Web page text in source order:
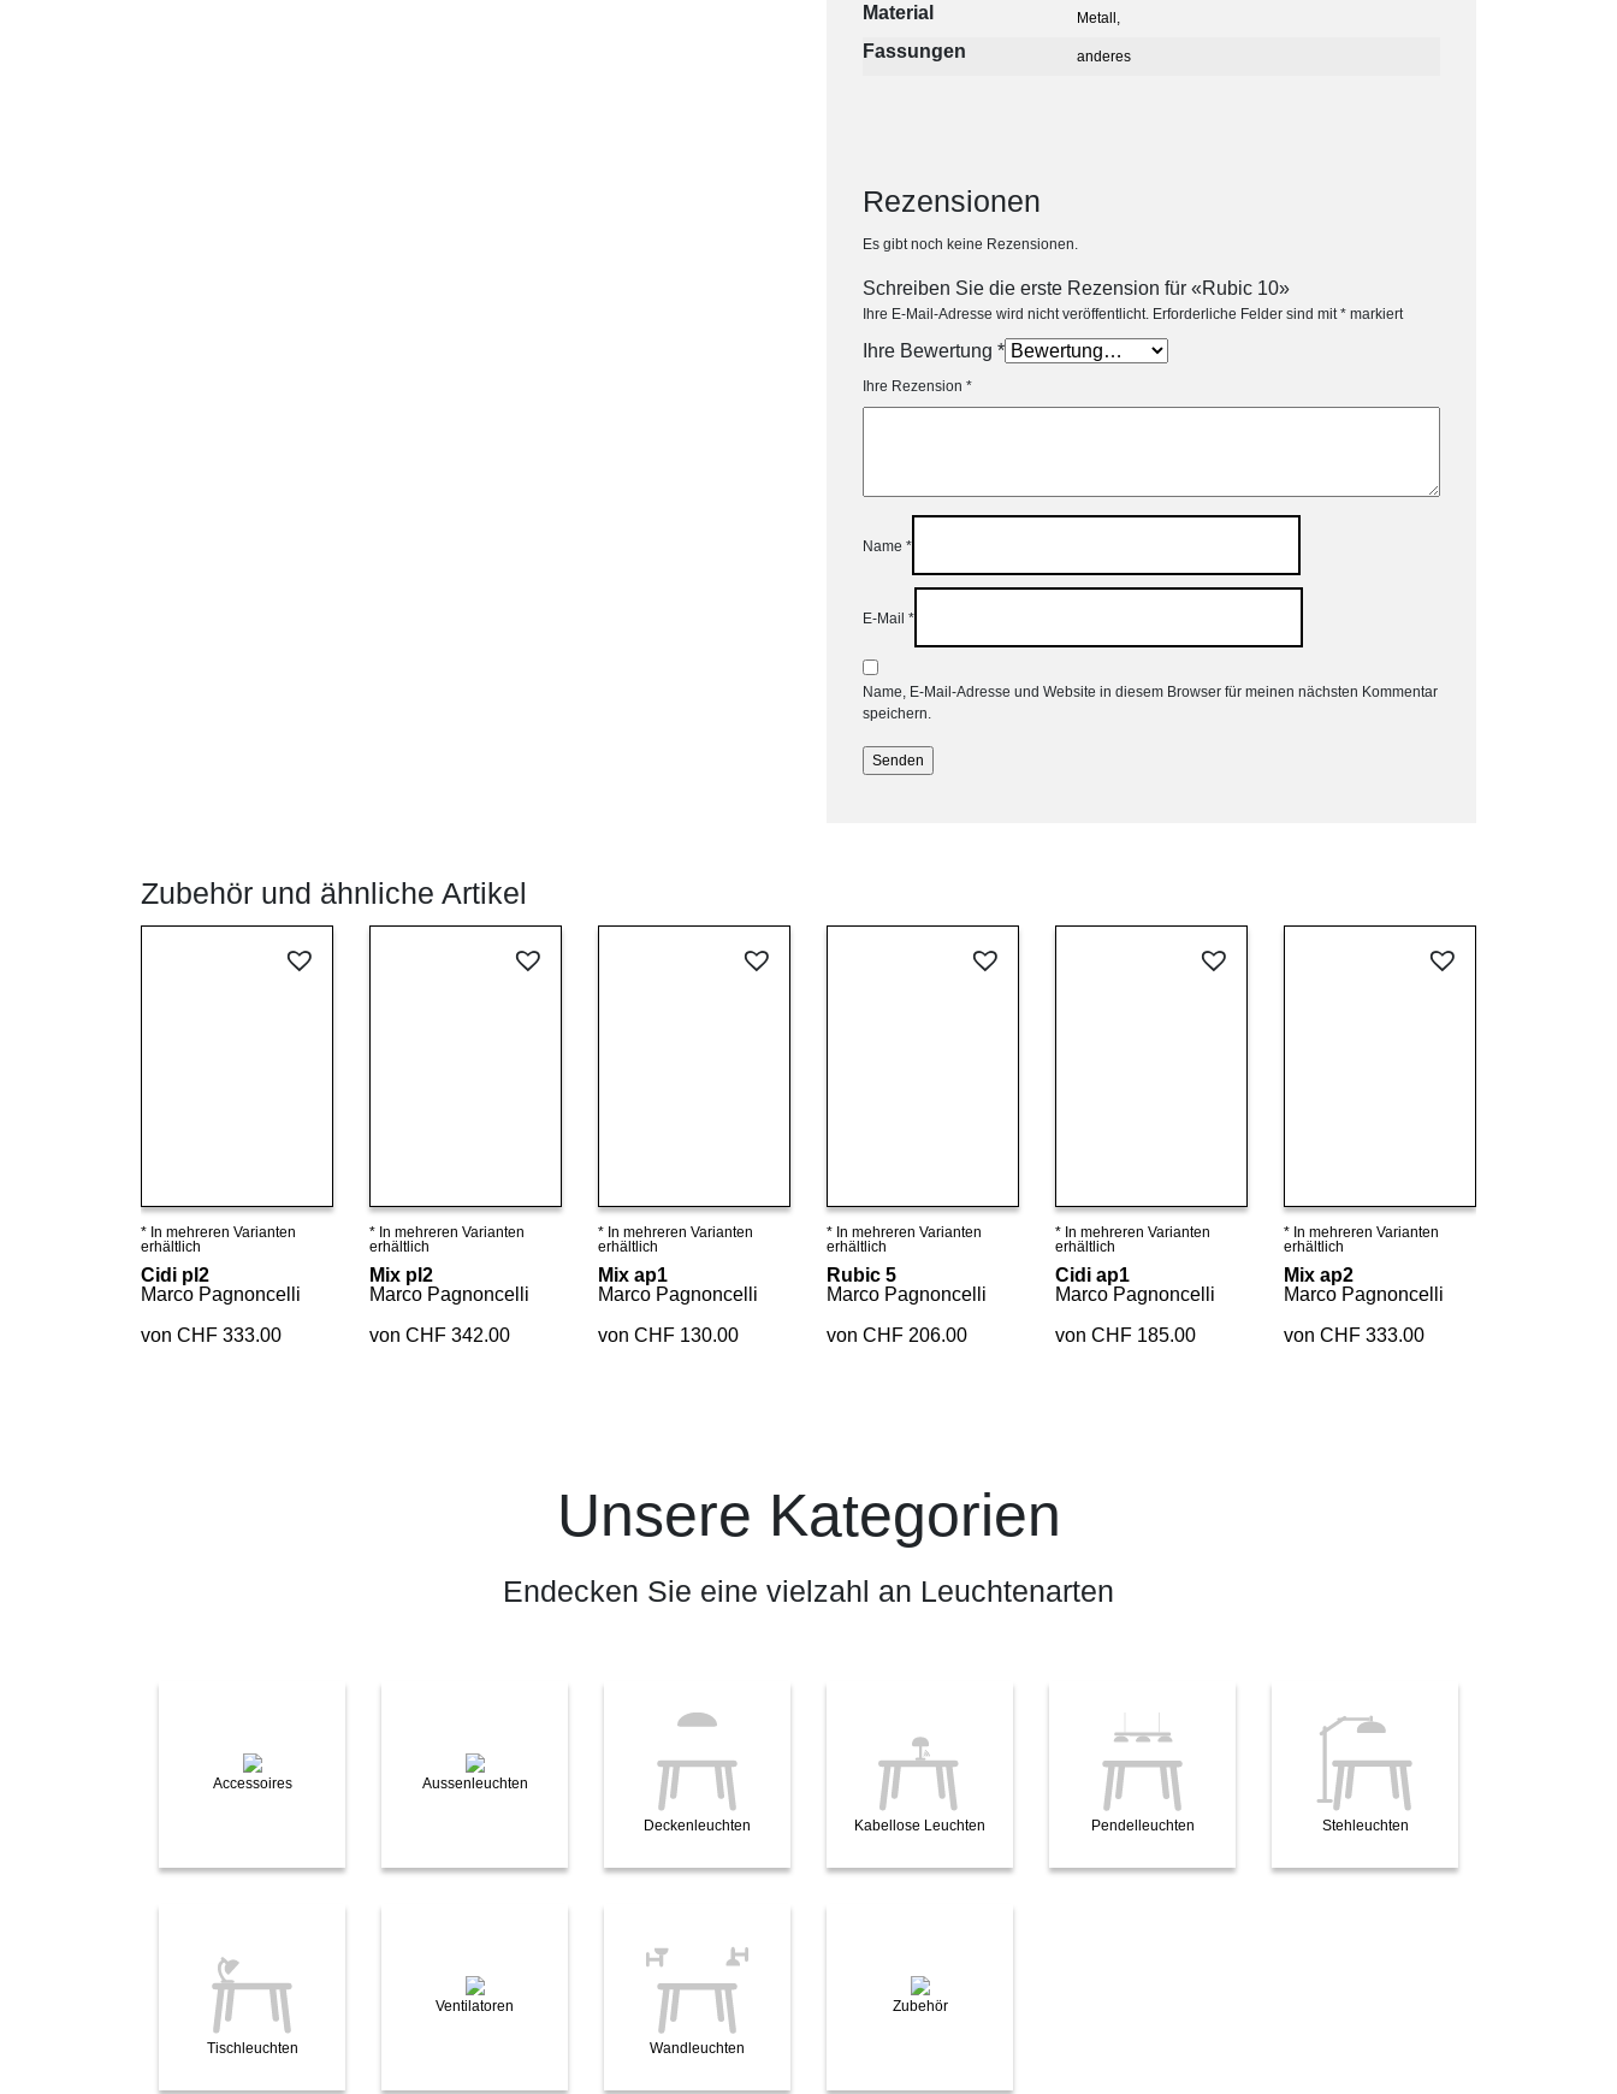
Material Metall,
Fassungen anderes
Rezensionen
Es gibt noch keine Rezensionen.
Schreiben Sie die erste Rezension für «Rubic 10»
Ihre E-Mail-Adresse wird nicht veröffentlicht. Erforderliche Felder sind mit * markiert
Ihre Bewertung *
Ihre Rezension *
Name *
E-Mail *
Name, E-Mail-Adresse und Website in diesem Browser für meinen nächsten Kommentar
speichern.
Zubehör und ähnliche Artikel
Details ansehen
* In mehreren Varianten
erhältlich
Cidi pl2
Marco Pagnoncelli
von CHF 333.00
Details ansehen
* In mehreren Varianten
erhältlich
Mix pl2
Marco Pagnoncelli
von CHF 342.00
Details ansehen
* In mehreren Varianten
erhältlich
Mix ap1
Marco Pagnoncelli
von CHF 130.00
Details ansehen
* In mehreren Varianten
erhältlich
Rubic 5
Marco Pagnoncelli
von CHF 206.00
Details ansehen
* In mehreren Varianten
erhältlich
Cidi ap1
Marco Pagnoncelli
von CHF 185.00
Details ansehen
* In mehreren Varianten
erhältlich
Mix ap2
Marco Pagnoncelli
von CHF 333.00
Unsere Kategorien
Endecken Sie eine vielzahl an Leuchtenarten
Accessoires Aussenleuchten
Deckenleuchten Kabellose Leuchten Pendelleuchten Stehleuchten
Tischleuchten
Ventilatoren
Wandleuchten
Zubehör